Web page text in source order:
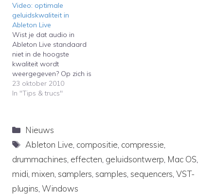
based DJ AfroDJMac
continues to upload his
sampled instruments for
Ableton Live. This time
you can see and hear
how he creates
interesting sounds…
Video: optimale
geluidskwaliteit in
Ableton Live
Wist je dat audio in
Ableton Live standaard
niet in de hoogste
kwaliteit wordt
weergegeven? Op zich is
dat natuurlijk logisch
omdat het dj-
Vespers laat in de
onderstaande
(Engelstalige) video zien
hoe je Ableton Live in de
hoogste kwaliteit kunt
zetten…
23 oktober 2010
In "Tips & trucs"
Categorieën
Nieuws
Tags
Ableton Live compositie compressie
drummachines effecten geluidsontwerp Mac OS
midi mixen samplers samples sequencers VST-
plugins Windows